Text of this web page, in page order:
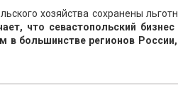
хозяйства сохранены
что севастопольский
большинстве регионов России,